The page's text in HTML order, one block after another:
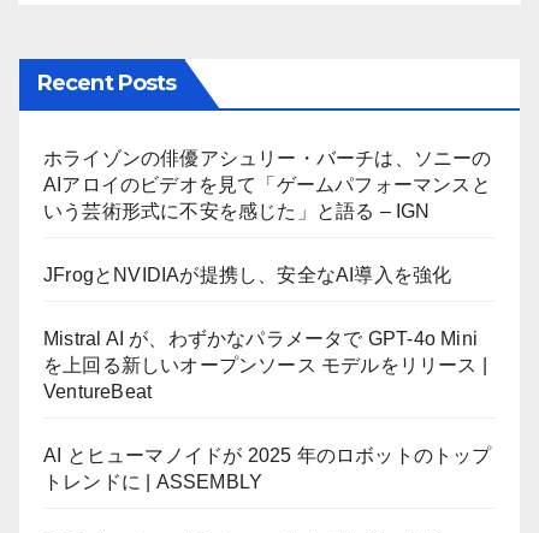
Recent Posts
ホライゾンの俳優アシュリー・バーチは、ソニーの
AIアロイのビデオを見て「ゲームパフォーマンスと
いう芸術形式に不安を感じた」と語る – IGN
JFrogとNVIDIAが提携し、安全なAI導入を強化
Mistral AI が、わずかなパラメータで GPT-4o Mini
を上回る新しいオープンソース モデルをリリース |
VentureBeat
AI とヒューマノイドが 2025 年のロボットのトップ
トレンドに | ASSEMBLY